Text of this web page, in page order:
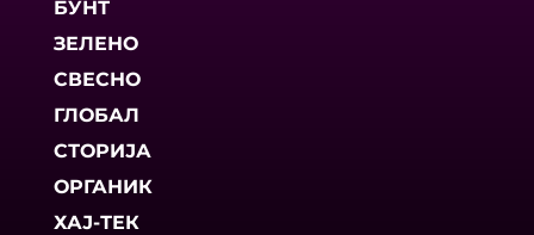
БУНТ
ЗЕЛЕНО
СВЕСНО
ГЛОБАЛ
СТОРИЈА
ОРГАНИК
ХАЈ-ТЕК